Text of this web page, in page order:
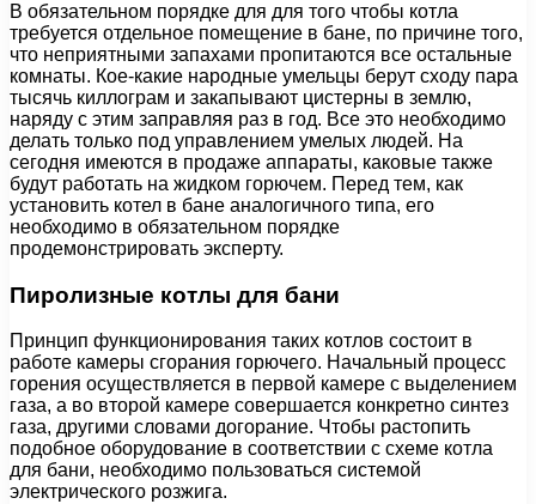
В обязательном порядке для для того чтобы котла
требуется отдельное помещение в бане, по причине того,
что неприятными запахами пропитаются все остальные
комнаты. Кое-какие народные умельцы берут сходу пара
тысячь киллограм и закапывают цистерны в землю,
наряду с этим заправляя раз в год. Все это необходимо
делать только под управлением умелых людей. На
сегодня имеются в продаже аппараты, каковые также
будут работать на жидком горючем. Перед тем, как
установить котел в бане аналогичного типа, его
необходимо в обязательном порядке
продемонстрировать эксперту.
Пиролизные котлы для бани
Принцип функционирования таких котлов состоит в
работе камеры сгорания горючего. Начальный процесс
горения осуществляется в первой камере с выделением
газа, а во второй камере совершается конкретно синтез
газа, другими словами догорание. Чтобы растопить
подобное оборудование в соответствии с схеме котла
для бани, необходимо пользоваться системой
электрического розжига.